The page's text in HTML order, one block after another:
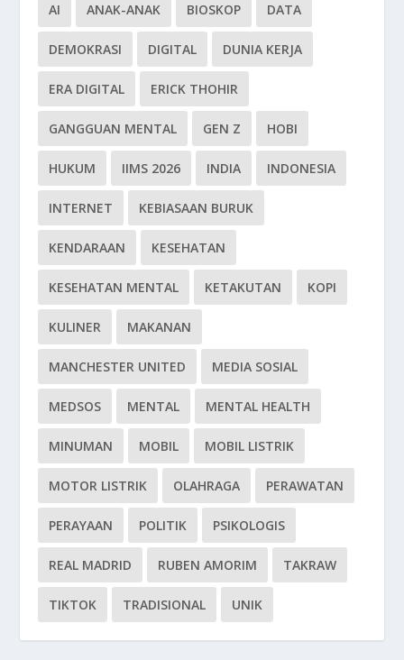
AI ANAK-ANAK BIOSKOP DATA
DEMOKRASI DIGITAL DUNIA KERJA
ERA DIGITAL ERICK THOHIR
GANGGUAN MENTAL GEN Z HOBI
HUKUM IIMS 2026 INDIA INDONESIA
INTERNET KEBIASAAN BURUK
KENDARAAN KESEHATAN
KESEHATAN MENTAL KETAKUTAN KOPI
KULINER MAKANAN
MANCHESTER UNITED MEDIA SOSIAL
MEDSOS MENTAL MENTAL HEALTH
MINUMAN MOBIL MOBIL LISTRIK
MOTOR LISTRIK OLAHRAGA PERAWATAN
PERAYAAN POLITIK PSIKOLOGIS
REAL MADRID RUBEN AMORIM TAKRAW
TIKTOK TRADISIONAL UNIK